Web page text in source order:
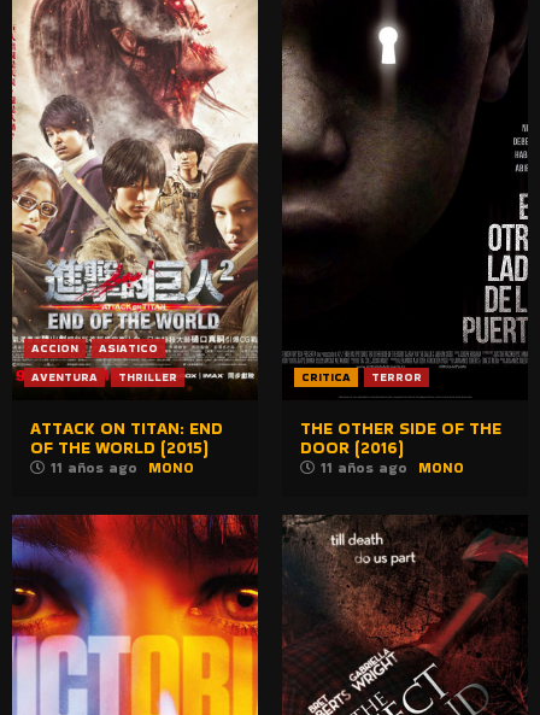
ACCION
ASIATICO
AVENTURA
THRILLER
ATTACK ON TITAN: END
OF THE WORLD (2015)
11 años ago MONO
CRITICA TERROR
THE OTHER SIDE OF THE
DOOR (2016)
11 años ago MONO